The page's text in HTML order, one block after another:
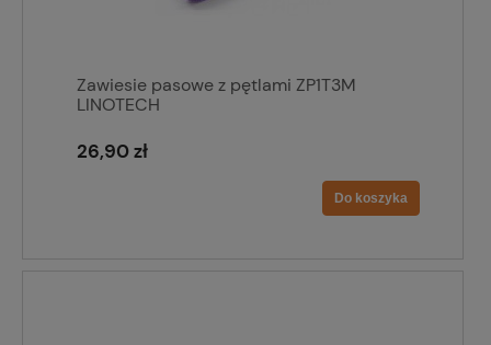
Zawiesie pasowe z pętlami ZP1T3M
LINOTECH
26,90 zł
Do koszyka